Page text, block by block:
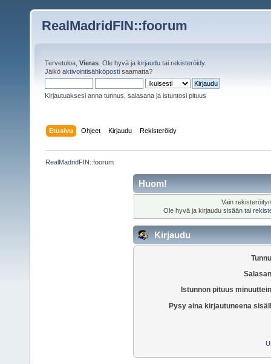
RealMadridFIN::foorum
Tervetuloa, Vieras . Ole hyvä ja kirjaudu tai rekisteröidy.
Jäikö aktivointisähköposti saamatta?
Kirjautuaksesi anna tunnus, salasana ja istuntosi pituus
Etusivu Ohjeet Kirjaudu Rekisteröidy
RealMadridFIN::foorum
Huom!
Vain
Ole hyvä ja kirjaudu sisään tai
Kirjaudu
Istunnon pituus
Pysy aina kirjautuneena